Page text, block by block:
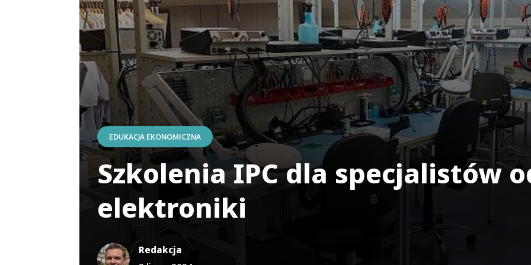
EDUKACJA EKONOMICZNA
Szkolenia IPC dla specjalistów
elektroniki
Redakcja